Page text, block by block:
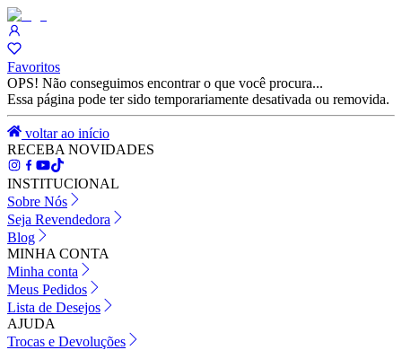
Favoritos
OPS! Não conseguimos encontrar o que você procura...
Essa página pode ter sido temporariamente desativada ou removida.
voltar ao início
RECEBA NOVIDADES
INSTITUCIONAL
Sobre Nós
Seja Revendedora
Blog
MINHA CONTA
Minha conta
Meus Pedidos
Lista de Desejos
AJUDA
Trocas e Devoluções